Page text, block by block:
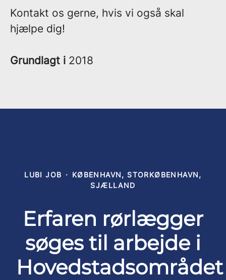
Kontakt os gerne, hvis vi også skal
hjælpe dig!
Grundlagt i 2018
LUBI JOB · KØBENHAVN, STORKØBENHAVN,
SJÆLLAND
Erfaren rørlægger
søges til arbejde i
Hovedstadsområdet